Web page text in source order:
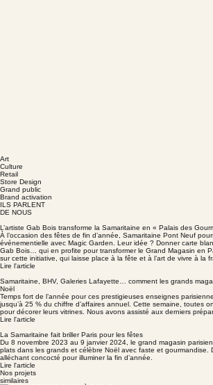
Art
Culture
Retail
Store Design
Grand public
Brand activation
ILS PARLENT
DE NOUS
L’artiste Gab Bois transforme la Samaritaine en « Palais des
À l’occasion des fêtes de fin d’année, Samaritaine Pont Neuf
événementielle avec Magic Garden. Leur idée ? Donner carte
Gab Bois… qui en profite pour transformer le Grand Magasin en
sur cette initiative, qui laisse place à la fête et à l’art de vivre à la
Lire l'article
Samaritaine, BHV, Galeries Lafayette… comment les grands
Noël
Temps fort de l’année pour ces prestigieuses enseignes
jusqu’à 25 % du chiffre d’affaires annuel. Cette semaine, toutes
pour décorer leurs vitrines. Nous avons assisté aux derniers
Lire l'article
La Samaritaine fait briller Paris pour les fêtes
Du 8 novembre 2023 au 9 janvier 2024, le grand magasin
plats dans les grands et célèbre Noël avec faste et gourmandise.
alléchant concocté pour illuminer la fin d’année.
Lire l'article
Nos projets
similaires